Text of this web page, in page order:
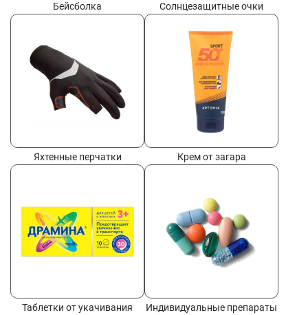
Бейсболка Солнцезащитные очки
Яхтенные перчатки Крем от загара
Таблетки от укачивания Индивидуальные препараты